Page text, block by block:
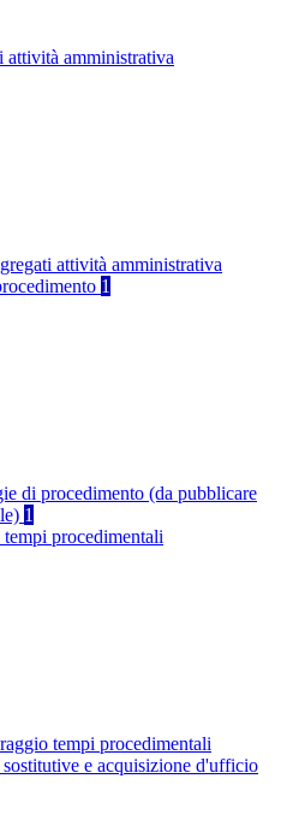
attività amministrativa
attività amministrativa
1
di procedimento (da pubblicare
1
procedimentali
tempi procedimentali
e acquisizione d'ufficio